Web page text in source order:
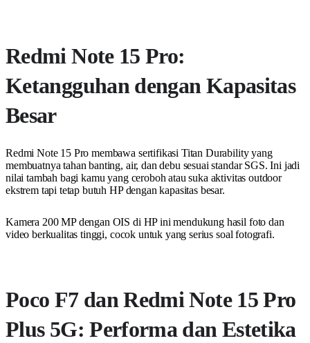
Redmi Note 15 Pro:
Ketangguhan dengan Kapasitas
Besar
Redmi Note 15 Pro membawa sertifikasi Titan Durability yang
membuatnya tahan banting, air, dan debu sesuai standar SGS. Ini jadi
nilai tambah bagi kamu yang ceroboh atau suka aktivitas outdoor
ekstrem tapi tetap butuh HP dengan kapasitas besar.
Kamera 200 MP dengan OIS di HP ini mendukung hasil foto dan
video berkualitas tinggi, cocok untuk yang serius soal fotografi.
Poco F7 dan Redmi Note 15 Pro
Plus 5G: Performa dan Estetika